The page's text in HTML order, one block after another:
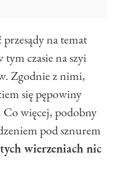
przesądy na temat
tym czasie na szyi
Zgodnie z nimi,
się pępowiny
Co więcej, podobny
pod sznurem
wierzeniach nic